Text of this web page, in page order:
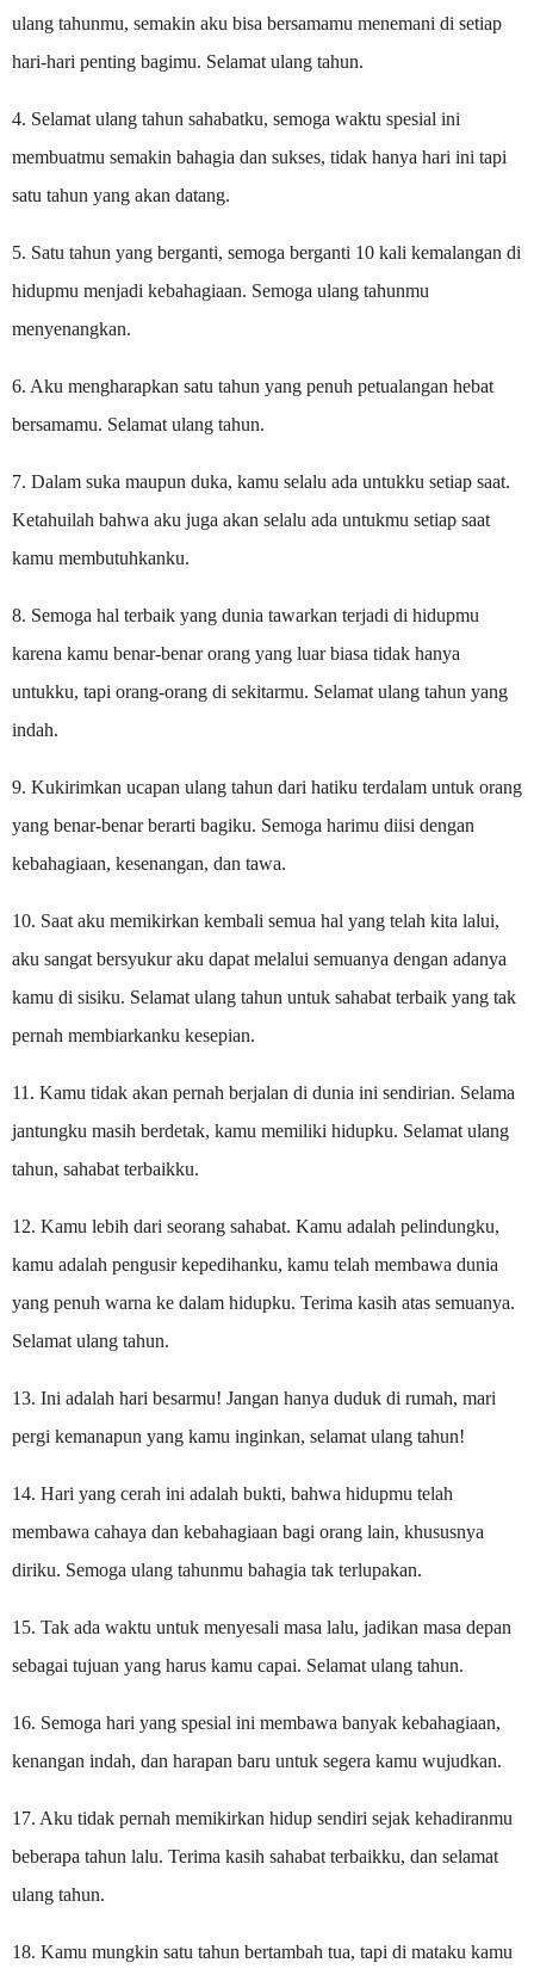
ulang tahunmu, semakin aku bisa bersamamu menemani di setiap
hari-hari penting bagimu. Selamat ulang tahun.
4. Selamat ulang tahun sahabatku, semoga waktu spesial ini
membuatmu semakin bahagia dan sukses, tidak hanya hari ini tapi
satu tahun yang akan datang.
5. Satu tahun yang berganti, semoga berganti 10 kali kemalangan di
hidupmu menjadi kebahagiaan. Semoga ulang tahunmu
menyenangkan.
6. Aku mengharapkan satu tahun yang penuh petualangan hebat
bersamamu. Selamat ulang tahun.
7. Dalam suka maupun duka, kamu selalu ada untukku setiap saat.
Ketahuilah bahwa aku juga akan selalu ada untukmu setiap saat
kamu membutuhkanku.
8. Semoga hal terbaik yang dunia tawarkan terjadi di hidupmu
karena kamu benar-benar orang yang luar biasa tidak hanya
untukku, tapi orang-orang di sekitarmu. Selamat ulang tahun yang
indah.
9. Kukirimkan ucapan ulang tahun dari hatiku terdalam untuk orang
yang benar-benar berarti bagiku. Semoga harimu diisi dengan
kebahagiaan, kesenangan, dan tawa.
10. Saat aku memikirkan kembali semua hal yang telah kita lalui,
aku sangat bersyukur aku dapat melalui semuanya dengan adanya
kamu di sisiku. Selamat ulang tahun untuk sahabat terbaik yang tak
pernah membiarkanku kesepian.
11. Kamu tidak akan pernah berjalan di dunia ini sendirian. Selama
jantungku masih berdetak, kamu memiliki hidupku. Selamat ulang
tahun, sahabat terbaikku.
12. Kamu lebih dari seorang sahabat. Kamu adalah pelindungku,
kamu adalah pengusir kepedihanku, kamu telah membawa dunia
yang penuh warna ke dalam hidupku. Terima kasih atas semuanya.
Selamat ulang tahun.
13. Ini adalah hari besarmu! Jangan hanya duduk di rumah, mari
pergi kemanapun yang kamu inginkan, selamat ulang tahun!
14. Hari yang cerah ini adalah bukti, bahwa hidupmu telah
membawa cahaya dan kebahagiaan bagi orang lain, khususnya
diriku. Semoga ulang tahunmu bahagia tak terlupakan.
15. Tak ada waktu untuk menyesali masa lalu, jadikan masa depan
sebagai tujuan yang harus kamu capai. Selamat ulang tahun.
16. Semoga hari yang spesial ini membawa banyak kebahagiaan,
kenangan indah, dan harapan baru untuk segera kamu wujudkan.
17. Aku tidak pernah memikirkan hidup sendiri sejak kehadiranmu
beberapa tahun lalu. Terima kasih sahabat terbaikku, dan selamat
ulang tahun.
18. Kamu mungkin satu tahun bertambah tua, tapi di mataku kamu